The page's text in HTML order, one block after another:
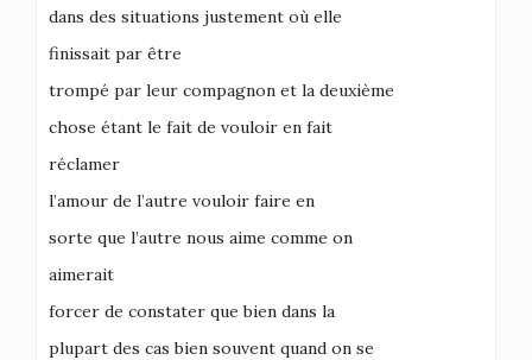
dans des situations justement où elle
finissait par être
trompé par leur compagnon et la deuxième
chose étant le fait de vouloir en fait
réclamer
l’amour de l’autre vouloir faire en
sorte que l’autre nous aime comme on
aimerait
forcer de constater que bien dans la
plupart des cas bien souvent quand on se